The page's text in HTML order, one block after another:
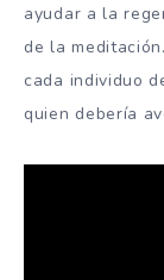
ayudar a la
de la
cada individuo
quien debería